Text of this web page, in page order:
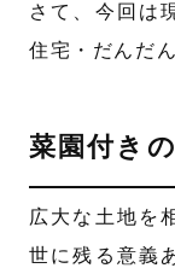
さて、今回は
住宅・だんだ
菜園付き
広大な土地を
世に残る意義